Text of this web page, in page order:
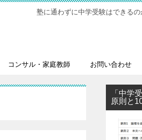
塾に通わずに中学受験はできる
コンサル・家庭教師 お問い合わせ
「中学
原則と